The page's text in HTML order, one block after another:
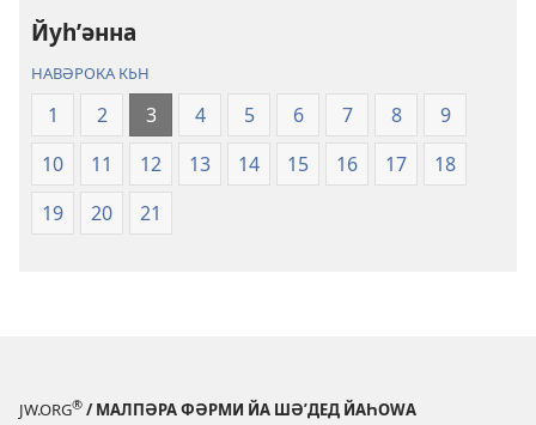
Йуһʹәнна
НАВӘРОКА КЬН
1 2 3 4 5 6 7 8
9
10
11 12 13 14 15 16 17
18
19
20 21
JW.ORG® / МАЛПӘРА ФӘРМИ ЙА ШӘʹДЕД ЙАҺОWА